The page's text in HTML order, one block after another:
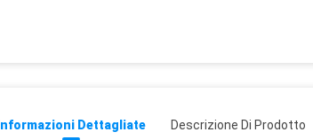
Informazioni Dettagliate Descrizione Di Prodotto